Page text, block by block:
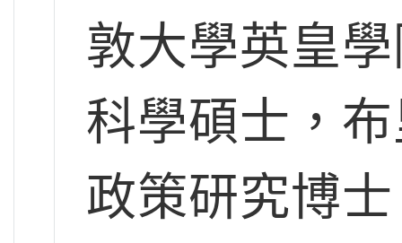
敦大學英皇
科學碩士，
政策研究博